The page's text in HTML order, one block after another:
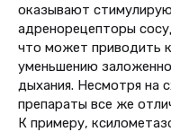
оказывают
адренорецепторы
что может приводить
уменьшению
дыхания. Несмотря на
препараты все же
К примеру,